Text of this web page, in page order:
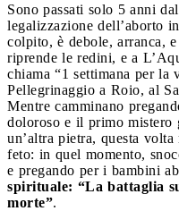
Sono passati solo 5 anni
legalizzazione dell’aborto
colpito, è debole, arranca,
riprende le redini, e a
chiama “1 settimana per
Pellegrinaggio a Roio, al
Mentre camminano
doloroso e il primo mistero
un’altra pietra, questa
feto: in quel momento,
e pregando per i bambini
spirituale: “La battaglia
morte”.